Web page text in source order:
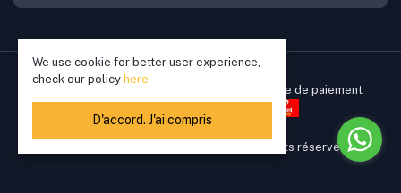
Copyright © 2022 - 2026 Elikkia. Tous droits réservés
We use cookie for better user experience,
check our policy here
D'accord. J'ai compris